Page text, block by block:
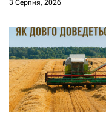
3 Серпня, 2026